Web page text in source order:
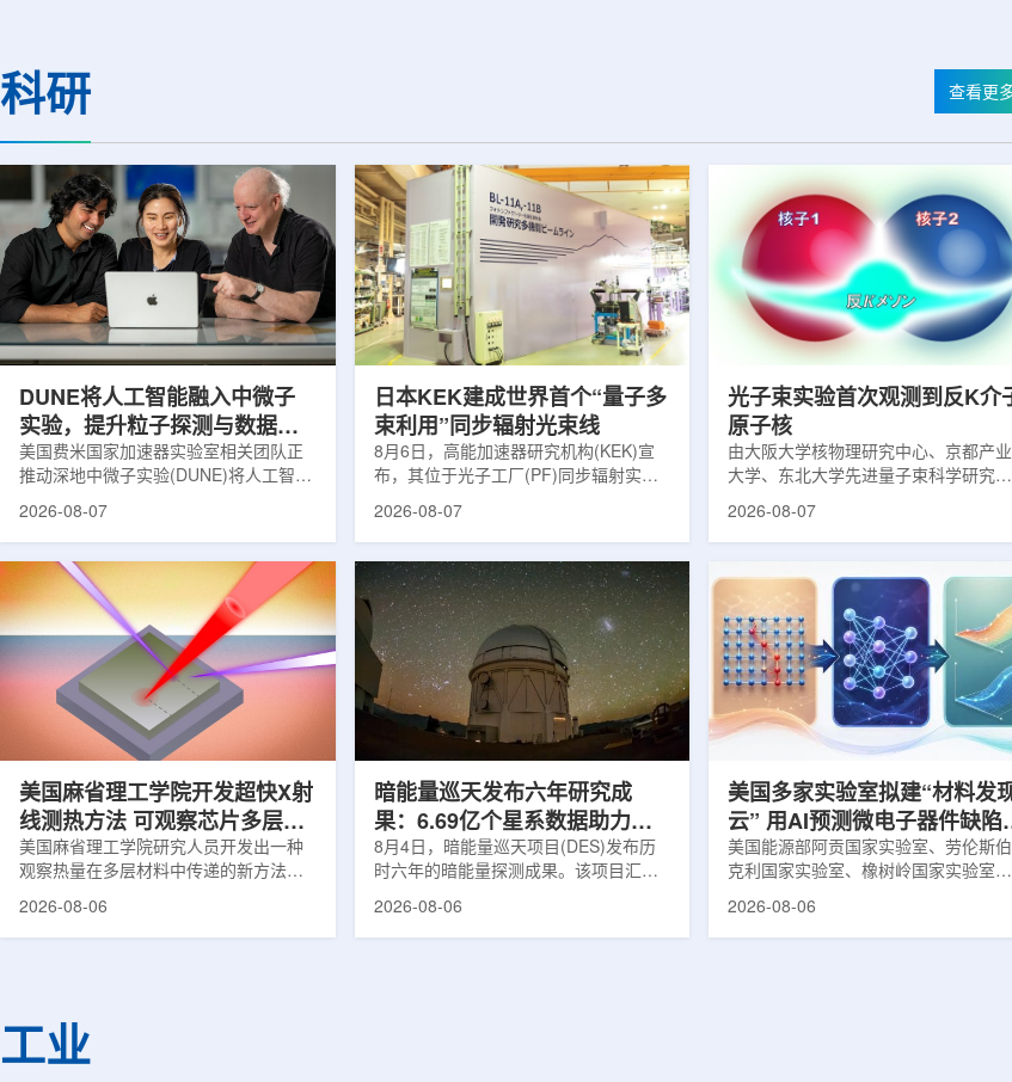
踪剂^11C-PiB，以及tau蛋白PET示
踪剂^18F-florzolotau，对受试者大
神病患者中，β-淀粉样蛋白阳性...
足靶向α疗法领域对高纯度...
效率。Nuclear Quantum此次提出的
学能够直接在量子计算框架中表示和
模拟。...
科研 查看更
DUNE将人工智能融入中微子
实验，提升粒子探测与数据处
理能力
美国费米国家加速器实验室相关团队正
推动深地中微子实验(DUNE)将人工智能
互作用识别、事件分类和探测器管理能
力。DUNE位于长基线中微子设施，目
前已开始安装大型中微子探测器模块的
结构元件。该实验由近探测器和远探测
器组成：近探测器位于费米实验室，远
探测器设在南达科他州桑福德地下研究
设施地下约1英里处。两个探测器都将采
用液氩时间投影室技术，用于记录中微
2026-08-07
日本KEK建成世界首个“量子多
束利用”同步辐射光束线
8月6日，高能加速器研究机构(KEK)宣
布，其位于光子工厂(PF)同步辐射实验
射线与软X射线两束光束的同步利用。据
介绍，BL-11A和BL-11B由同步辐射学术
基础设施网络合作建设。该网络由大学
联合使用机构及联合使用、联合研究中
心的同步辐射装置组成，定位为科研和
教育基础设施。新光束线的主要特点在
于，可在同一实验条件下同时使用硬X射
线和软X射线，完成过去需要分别开展的
2026-08-07
光子束实验首次观测到反K介
原子核
由大阪大学核物理研究中心、京都产业
大学、东北大学先进量子束科学研究中
台湾中央研究院和加拿大萨斯喀彻温大
LEPS2/Solenoid合作组，首次利用光子
束实验观测到含有反K介子的原子核。
一成果为确认反K介子原子核的存在提
了新的实验证据，也为理解高密度核物
质和中性子星内部结构提供了重要线
索。研究团队在日本兵库县大型同步辐
射设施SP...
2026-08-07
美国麻省理工学院开发超快X射
线测热方法 可观察芯片多层结
构热传递
美国麻省理工学院研究人员开发出一种
观察热量在多层材料中传递的新方法，
可用于精确测量计算机芯片等电子器件
多层结构时存在局限，例如常用的时域
热反射法难以区分不同材料层中的热传
2026-08-06
暗能量巡天发布六年研究成
果：6.69亿个星系数据助力约
束宇宙加速膨胀
8月4日，暗能量巡天项目(DES)发布历
时六年的暗能量探测成果。该项目汇总
形成18篇相关论文，基于2013年至2019
2026-08-06
美国多家实验室拟建“材料发
云” 用AI预测微电子器件缺陷
响
美国能源部阿贡国家实验室、劳伦斯伯
克利国家实验室、橡树岭国家实验室和
西北大学的研究人员正计划开发材料发
2026-08-06
工业